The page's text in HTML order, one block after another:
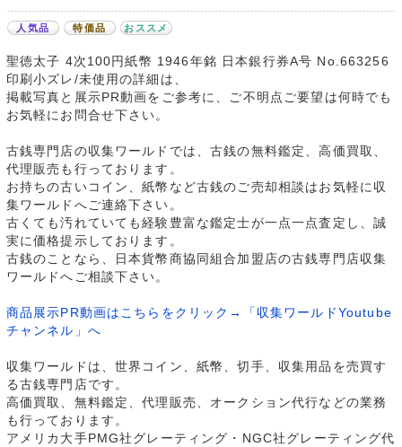
人気品 特価品 おススメ
聖徳太子 4次100円紙幣 1946年銘 日本銀行券A号 No.663256
印刷小ズレ/未使用の詳細は、
掲載写真と展示PR動画をご参考に、ご不明点ご要望は何時でも
お気軽にお問合せ下さい。
古銭専門店の収集ワールドでは、古銭の無料鑑定、高価買取、
代理販売も行っております。
お持ちの古いコイン、紙幣など古銭のご売却相談はお気軽に収
集ワールドへご連絡下さい。
古くても汚れていても経験豊富な鑑定士が一点一点査定し、誠
実に価格提示しております。
古銭のことなら、日本貨幣商協同組合加盟店の古銭専門店収集
ワールドへご相談下さい。
商品展示PR動画はこちらをクリック→「収集ワールドYoutube
チャンネル」へ
収集ワールドは、世界コイン、紙幣、切手、収集用品を売買す
る古銭専門店です。
高価買取、無料鑑定、代理販売、オークション代行などの業務
も行っております。
アメリカ大手PMG社グレーティング・NGC社グレーティング代